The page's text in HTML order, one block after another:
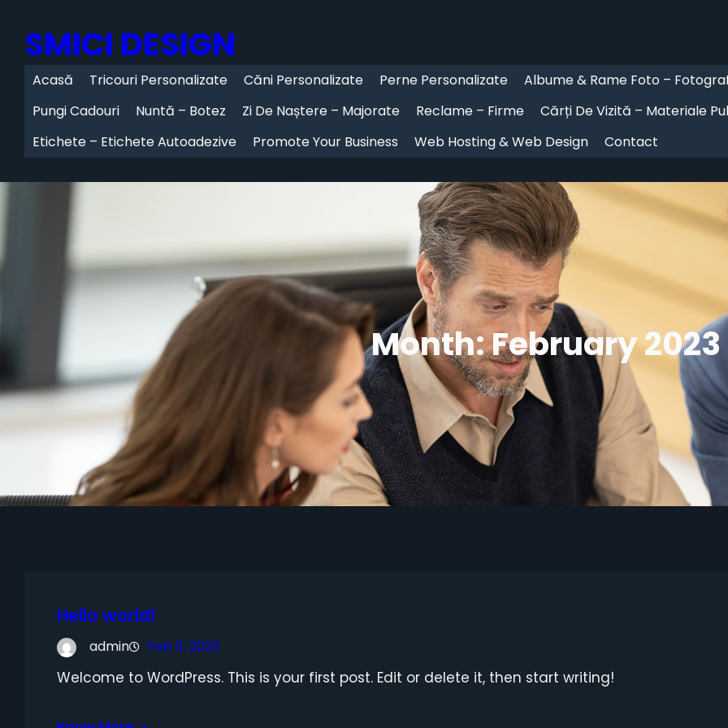
contentSMICI DESIGN
Acasă Tricouri Personalizate Căni Personalizate Perne Personalizate Albume & Rame Foto –
Pungi Cadouri
Nuntă – Botez Zi De Naștere – Majorate Reclame – Firme Cărți De Vizită – Materiale
Etichete – Etichete Autoadezive
Promote Your Business Web Hosting & Web Design Contact
Month:February 2023
Hello world!
admin Feb 11, 2023
Welcome to WordPress. This is your first post. Edit or delete it, then start writing!